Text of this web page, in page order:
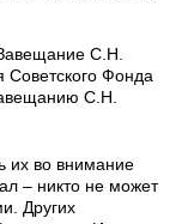
С.Н.
Советского Фонда
С.Н.
их во внимание
– никто не может
Других